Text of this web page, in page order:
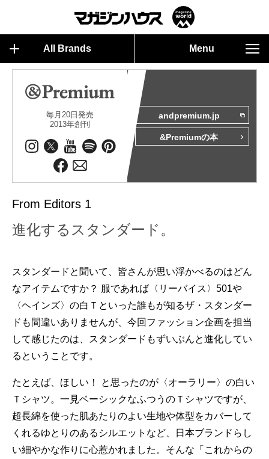
All Brands Menu
毎月20日発売
2013年創刊
andpremium.jp
&Premiumの本
From Editors 1
進化するスタンダード。
スタンダードと聞いて、皆さんが思い浮かべるのはどん
なアイテムですか？ 服であれば〈リーバイス〉501や
〈ヘインズ〉の白Ｔといった誰もが知るザ・スタンダー
ドも間違いありませんが、今回ファッション企画を担当
して感じたのは、スタンダードもずいぶんと進化してい
るということです。
たとえば、ほしい！ と思ったのが〈オーラリー〉の白い
Ｔシャツ。一見ベーシックなふつうのＴシャツですが、
超長綿を使った肌あたりのよい生地や体型をカバーして
くれるゆとりのあるシルエットなど、日本ブランドらし
い細やかな作りに心惹かれました。そんな「これからの